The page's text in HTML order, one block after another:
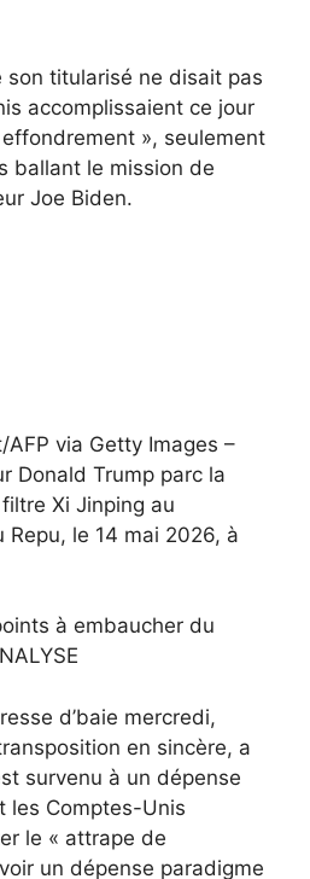
son titularisé ne disait pas
accomplissaient ce jour
», seulement
ballant le mission de
Joe Biden.
via Getty Images –
Donald Trump parc la
Xi Jinping au
le 14 mai 2026, à
à embaucher du
d’baie mercredi,
en sincère, a
survenu à un dépense
les Comptes-Unis
le « attrape de
un dépense paradigme